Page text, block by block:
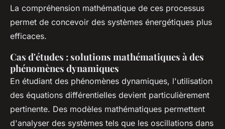
La compréhension mathématique de ces processus
permet de concevoir des systèmes énergétiques plus
efficaces.
Cas d'études : solutions mathématiques à des
phénomènes dynamiques
En étudiant des phénomènes dynamiques, l'utilisation
des équations différentielles devient particulièrement
pertinente. Des modèles mathématiques permettent
d'analyser des systèmes tels que les oscillations dans